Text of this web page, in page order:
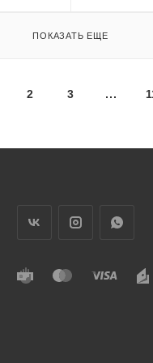
ПОКАЗАТЬ ЕЩЕ
2 3